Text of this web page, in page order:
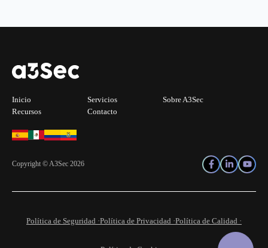
Inicio Servicios
Sobre A3Sec
Recursos
Contacto
Copyright © A3Sec 2026
Política de Seguridad ·Política de Privacidad ·Política de Calidad ·